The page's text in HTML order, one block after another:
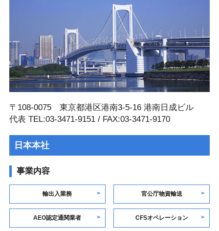
〒108-0075 東京都港区港南3-5-16 港南⽇成ビル
代表 TEL:03-3471-9151 / FAX:03-3471-9170
日本本社
事業内容
輸出入業務 官公庁物資輸送
AEO認定通関業者 CFSオペレーション